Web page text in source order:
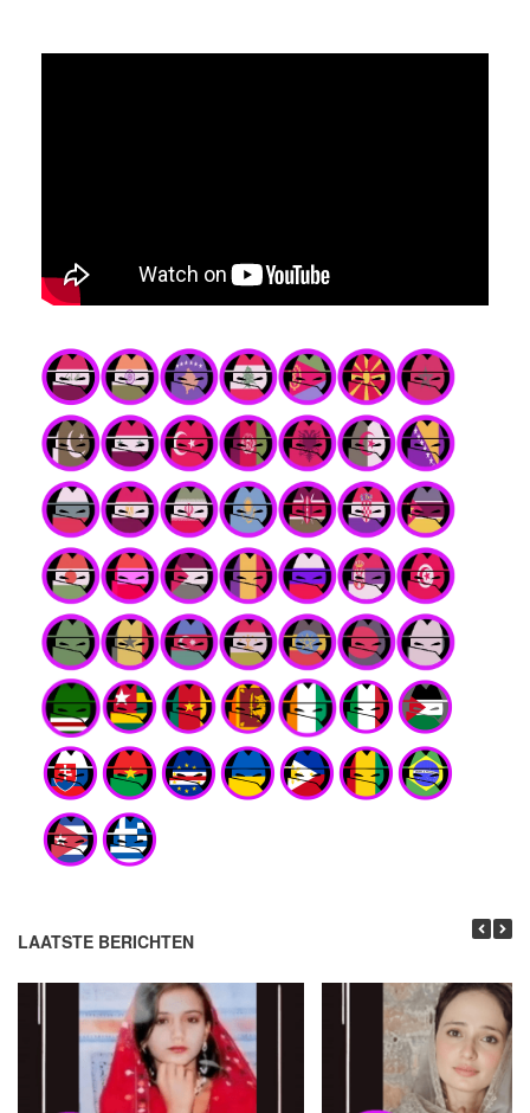
LAATSTE BERICHTEN